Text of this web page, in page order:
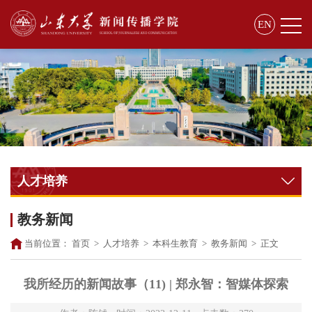
EN
人才培养
教务新闻
当前位置： 首页 > 人才培养 > 本科生教育 > 教务新闻 > 正文
我所经历的新闻故事（11) | 郑永智：智媒体探索